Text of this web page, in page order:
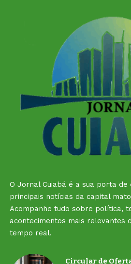
O Jornal Cuiabá é a sua porta
principais notícias da capital
Acompanhe tudo sobre política,
acontecimentos mais relevantes
tempo real.
Circular de